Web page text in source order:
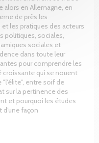
alors en Allemagne, en
de près les
les pratiques des acteurs
politiques, sociales,
sociales et
dans toute leur
pour comprendre les
qui se nouent
"l'élite", entre soif de
sur la pertinence des
et pourquoi les études
d'une façon